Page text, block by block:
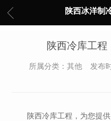
陕西冰洋制
陕西冷库工
所属分类：其他 发布
陕西冷库工程，为您提